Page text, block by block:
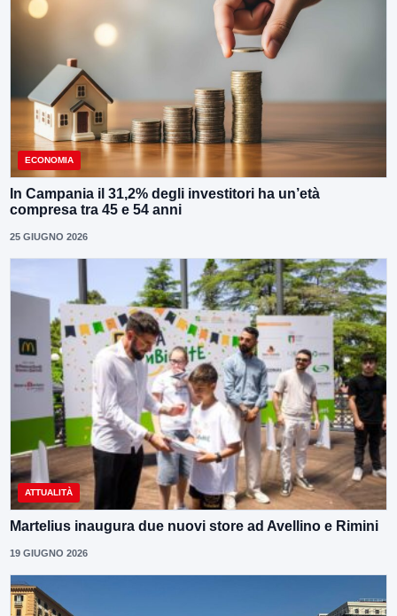
ECONOMIA
In Campania il 31,2% degli investitori ha un’età
compresa tra 45 e 54 anni
25 GIUGNO 2026
ATTUALITÀ
Martelius inaugura due nuovi store ad Avellino e Rimini
19 GIUGNO 2026